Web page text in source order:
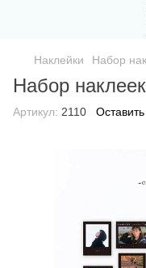
Наклейки Набор
Набор
Артикул: 2110